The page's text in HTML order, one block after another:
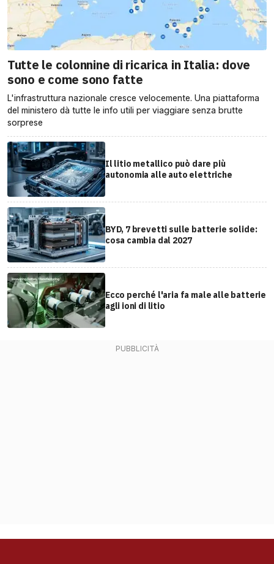
Tutte le colonnine di ricarica in Italia: dove
sono e come sono fatte
L'infrastruttura nazionale cresce velocemente. Una piattaforma
del ministero dà tutte le info utili per viaggiare senza brutte
sorprese
Il litio metallico può dare più
autonomia alle auto elettriche
BYD, 7 brevetti sulle batterie solide:
cosa cambia dal 2027
Ecco perché l'aria fa male alle batterie
agli ioni di litio